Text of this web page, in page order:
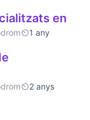
en
1 any
2 anys